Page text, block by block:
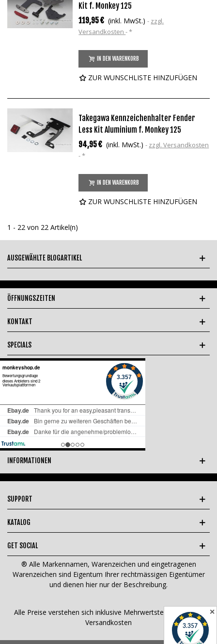
Kit f. Monkey 125
119,95 € (inkl. MwSt.)
zzgl.
Versandkosten *
IN DEN WARENKORB
ZUR WUNSCHLISTE HINZUFÜGEN
Takegawa Kennzeichenhalter Fender
Less Kit Aluminium f. Monkey 125
94,95 € (inkl. MwSt.)
zzgl. Versandkosten
*
IN DEN WARENKORB
ZUR WUNSCHLISTE HINZUFÜGEN
1 - 22 von 22 Artikel(n)
AUSGEWÄHLTE BLOGARTIKEL
ÖFFNUNGSZEITEN
KONTAKT
SPECIALS
✕
INFORMATIONEN
SUPPORT
KATALOG
GET SOCIAL
® Alle Markennamen, Warenzeichen und eingetragenen
Warenzeichen sind Eigentum Ihrer rechtmässigen Eigentümer
und dienen hier nur der Beschreibung.
Alle Preise verstehen sich inklusive Mehrwertsteuer undzzgl.
Versandkosten